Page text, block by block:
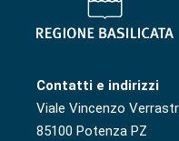
Contatti e indirizzi
Viale Vincenzo
85100 Potenza PZ